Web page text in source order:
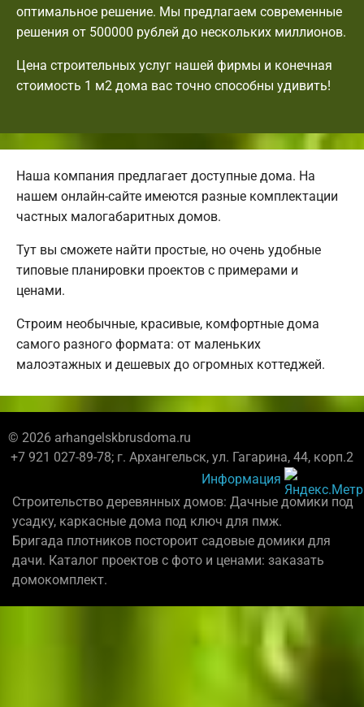
оптимальное решение. Мы предлагаем современные
решения от 500000 рублей до нескольких миллионов.
Цена строительных услуг нашей фирмы и конечная
стоимость 1 м2 дома вас точно способны удивить!
Наша компания предлагает доступные дома. На
нашем онлайн-сайте имеются разные комплектации
частных малогабаритных домов.
Тут вы сможете найти простые, но очень удобные
типовые планировки проектов с примерами и
ценами.
Строим необычные, красивые, комфортные дома
самого разного формата: от маленьких
малоэтажных и дешевых до огромных коттеджей.
© 2026 arhangelskbrusdoma.ru
+7 921 027-89-78; г. Архангельск, ул. Гагарина, 44, корп.2
Информация
Строительство деревянных домов: Дачные домики под
усадку, каркасные дома под ключ для пмж.
Бригада плотников постороит садовые домики для
дачи. Каталог проектов с фото и ценами: заказать
домокомплект.